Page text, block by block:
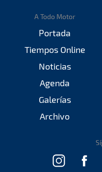
A Todo Motor
Portada
Tiempos Online
Noticias
Agenda
Galerías
Archivo